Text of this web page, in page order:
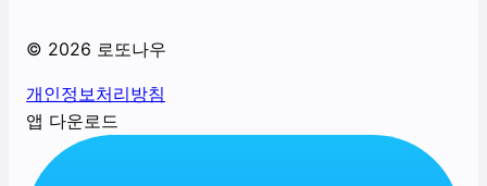
© 2026 로또나우
개인정보처리방침
앱 다운로드